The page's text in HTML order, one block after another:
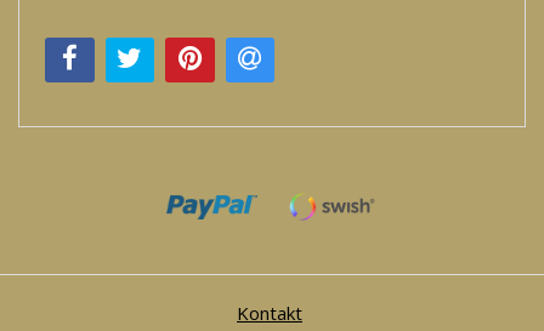
Kontakt